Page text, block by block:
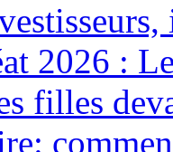
2026 :
filles